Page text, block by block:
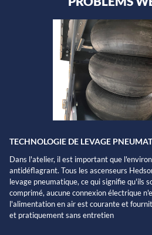
TECHNOLOGIE DE LEVAGE
Dans l'atelier, il est important que
antidéflagrant. Tous les ascenseurs
levage pneumatique, ce qui signifie qu'ils
comprimé, aucune connexion électrique
l'alimentation en air est courante et
et pratiquement sans entretien